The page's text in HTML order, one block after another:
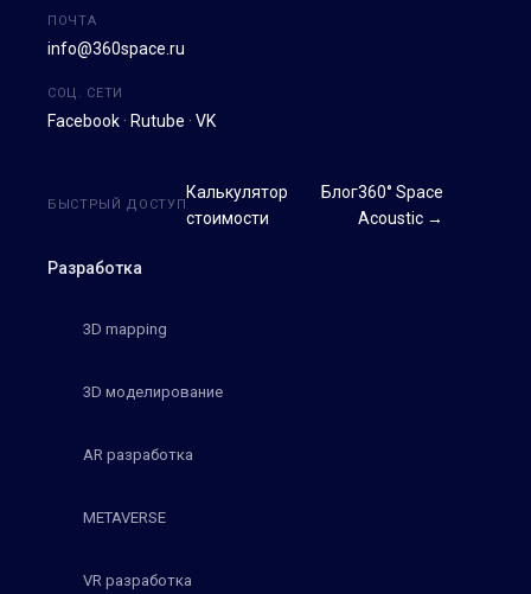
ПОЧТА
info@360space.ru
СОЦ. СЕТИ
Facebook · Rutube · VK
Разработка
3D mapping
3D моделирование
AR разработка
METAVERSE
VR разработка
БЫСТРЫЙ ДОСТУП
Калькулятор
стоимости
Блог360° Space
Acoustic →